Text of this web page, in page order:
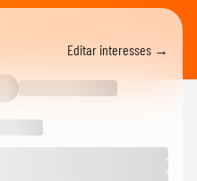
Editar interesses →